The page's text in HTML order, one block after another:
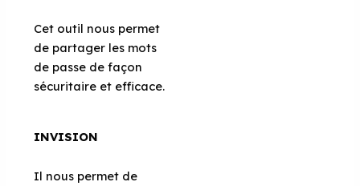
Cet outil nous permet
de partager les mots
de passe de façon
sécuritaire et efficace.
INVISION
Il nous permet de